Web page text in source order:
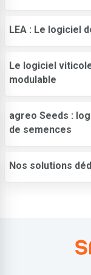
LEA : Le logiciel
Le logiciel
modulable
agreo Seeds :
de semences
Nos solutions